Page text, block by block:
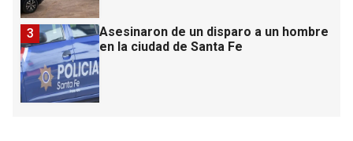
Asesinaron de un disparo a un hombre
en la ciudad de Santa Fe
3